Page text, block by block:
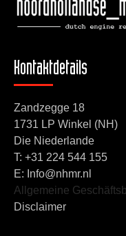
Kontaktdetails
Zandzegge 18
1731 LP Winkel (NH)
Die Niederlande
T: +31 224 544 155
E: Info@nhmr.nl
Allgemeine
Disclaimer